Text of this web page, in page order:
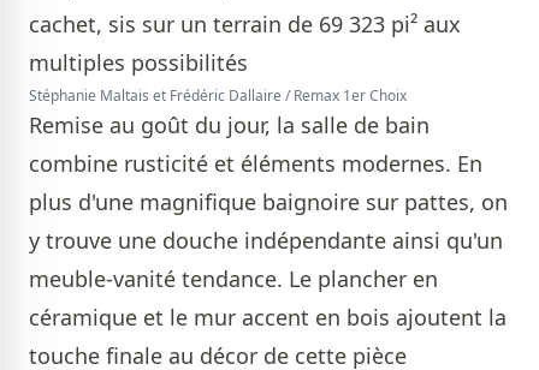
Stéphanie Maltais et Frédéric Dallaire / Remax 1er Choix
Remise au goût du jour, la salle de bain
combine rusticité et éléments modernes. En
plus d'une magnifique baignoire sur pattes, on
y trouve une douche indépendante ainsi qu'un
meuble-vanité tendance. Le plancher en
céramique et le mur accent en bois ajoutent la
touche finale au décor de cette pièce